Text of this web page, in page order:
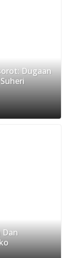
Dugaan
Dan